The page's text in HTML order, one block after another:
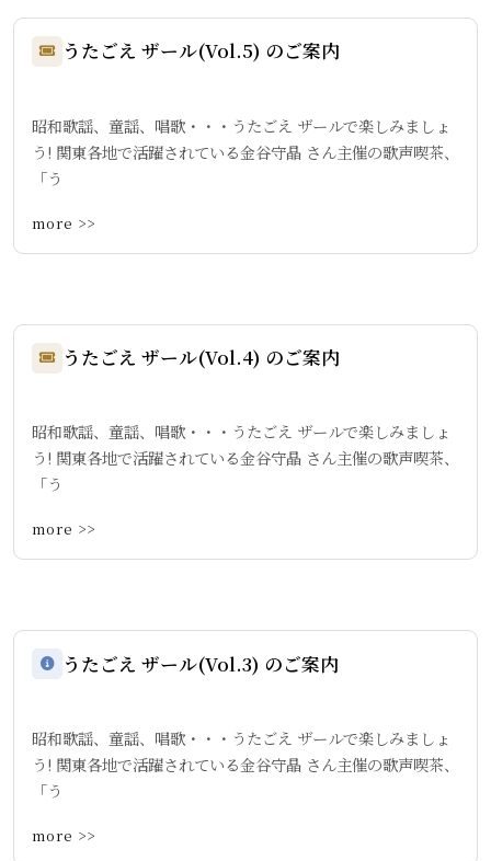
うたごえ ザール(Vol.5) のご案内
昭和歌謡、童謡、唱歌・・・うたごえ ザールで楽しみましょ
う! 関東各地で活躍されている金谷守晶 さん主催の歌声喫茶、
「う
more >>
うたごえ ザール(Vol.4) のご案内
昭和歌謡、童謡、唱歌・・・うたごえ ザールで楽しみましょ
う! 関東各地で活躍されている金谷守晶 さん主催の歌声喫茶、
「う
more >>
うたごえ ザール(Vol.3) のご案内
昭和歌謡、童謡、唱歌・・・うたごえ ザールで楽しみましょ
う! 関東各地で活躍されている金谷守晶 さん主催の歌声喫茶、
「う
more >>